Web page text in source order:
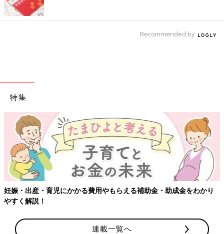
Recommended by
特集
妊娠・出産・育児にかかる費用やもらえる補助金・助成金をわかり
やすく解説！
連載一覧へ